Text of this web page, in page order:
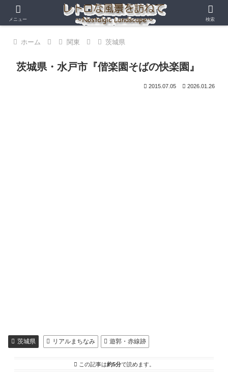
ホーム 関東 茨城県
茨城県・水戸市『偕楽園そばの快楽園』
2015.07.05 2026.01.26
茨城県 リアルまちなみ 遊郭・赤線跡
この記事は約5分で読めます。
メニュー 検索